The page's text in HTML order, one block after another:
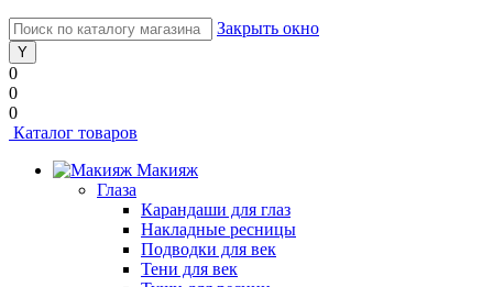
Закрыть окно
0
0
0
Каталог товаров
Макияж
Глаза
Карандаши для глаз
Накладные ресницы
Подводки для век
Тени для век